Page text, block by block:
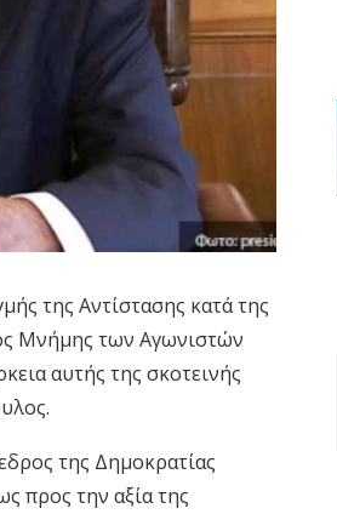
της Αντίστασης κατά της
Μνήμης των Αγωνιστών
αυτής της σκοτεινής
της Δημοκρατίας
προς την αξία της